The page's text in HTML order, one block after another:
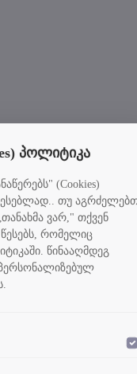
პოლიტიკა
(Cookies)
თუ
ვარ," თქვენ
წესებს, რომელიც
წინააღმდეგ